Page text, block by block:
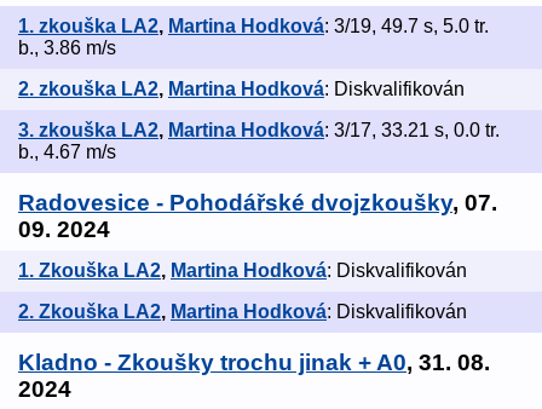
1. zkouška LA2, Martina Hodková: 3/19, 49.7 s, 5.0 tr.
b., 3.86 m/s
2. zkouška LA2, Martina Hodková: Diskvalifikován
3. zkouška LA2, Martina Hodková: 3/17, 33.21 s, 0.0 tr.
b., 4.67 m/s
Radovesice - Pohodářské dvojzkoušky, 07.
09. 2024
1. Zkouška LA2, Martina Hodková: Diskvalifikován
2. Zkouška LA2, Martina Hodková: Diskvalifikován
Kladno - Zkoušky trochu jinak + A0, 31. 08.
2024